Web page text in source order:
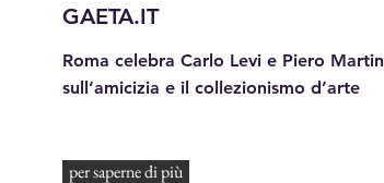
GAETA.IT
Roma celebra Carlo Levi e Piero
sull’amicizia e il collezionismo d’arte
per saperne di più